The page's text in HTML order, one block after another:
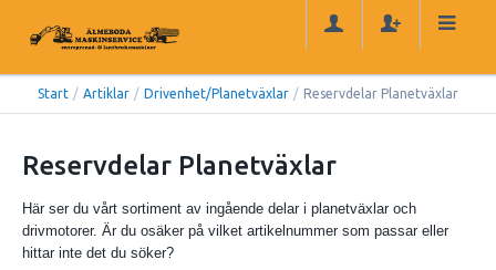
Start / Artiklar / Drivenhet/Planetväxlar / Reservdelar Planetväxlar
Reservdelar Planetväxlar
Här ser du vårt sortiment av ingående delar i planetväxlar och
drivmotorer. Är du osäker på vilket artikelnummer som passar eller
hittar inte det du söker?